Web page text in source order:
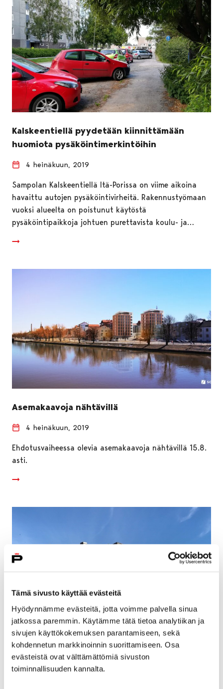
Tämä sivusto käyttää evästeitä
Hyödynnämme evästeitä, jotta voimme palvella sinua
jatkossa paremmin. Käytämme tätä tietoa analytiikan ja
sivujen käyttökokemuksen parantamiseen, sekä
kohdennetun markkinoinnin suorittamiseen. Osa
evästeistä ovat välttämättömiä sivuston
toiminnallisuuden kannalta.
Kalskeentiellä pyydetään kiinnittämään
huomiota pysäköintimerkintöihin
4 heinäkuun, 2019
Sampolan Kalskeentiellä Itä-Porissa on viime aikoina
havaittu autojen pysäköintivirheitä. Rakennustyömaan
vuoksi alueelta on poistunut käytöstä
pysäköintipaikkoja johtuen purettavista koulu- ja…
Asemakaavoja nähtävillä
4 heinäkuun, 2019
Ehdotusvaiheessa olevia asemakaavoja nähtävillä 15.8.
asti.
Entinen ympäristöntutkimuskeskus ja
Saukkosen kiinteistö uudelleen myyntiin